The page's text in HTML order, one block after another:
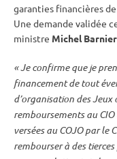
garanties financières
Une demande validée
ministre Michel Barnier
« Je confirme que je
financement de tout
d’organisation desJeux
remboursements au
versées au COJO par le
rembourser à des